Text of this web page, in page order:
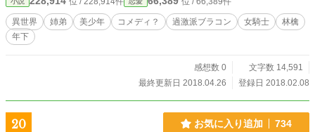
異世界 姉弟 美少年 コメディ？ 過激派ブラコン 女騎士
林檎
年下
感想数 0
文字数 14,591
最終更新日 2018.04.26
登録日 2018.02.08
20 お気に入り追加 734